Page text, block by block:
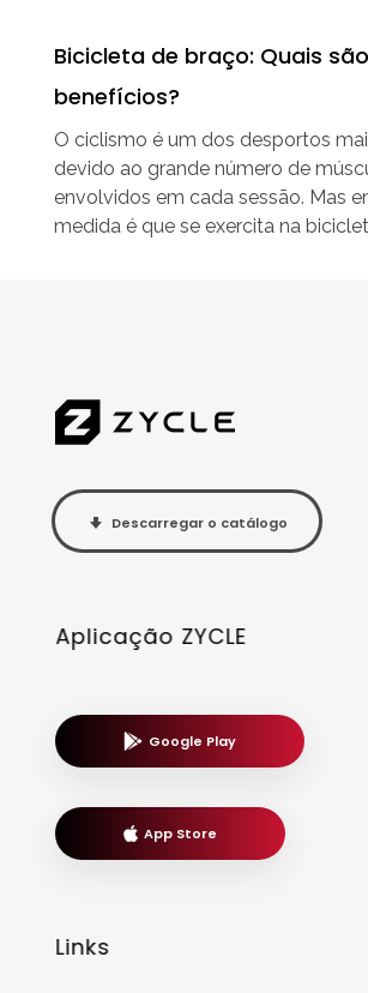
Bicicleta de braço: Quais
benefícios?
O ciclismo é um dos desportos
devido ao grande número de
envolvidos em cada sessão. Mas
medida é que se exercita na
Descarregar o catálogo
Aplicação ZYCLE
Google Play
App Store
Links